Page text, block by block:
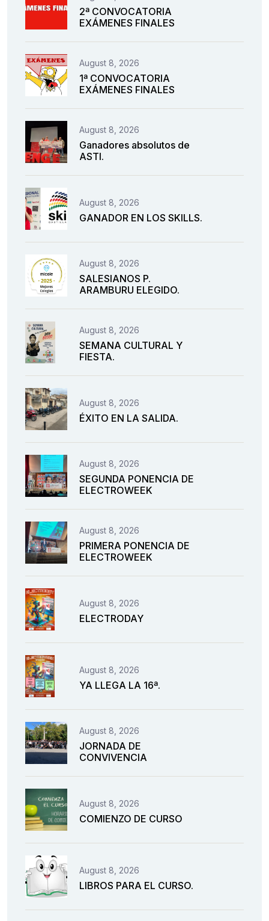
2ª CONVOCATORIA
EXÁMENES FINALES
August 8, 2026
1ª CONVOCATORIA
EXÁMENES FINALES
August 8, 2026
Ganadores absolutos de
ASTI.
August 8, 2026
GANADOR EN LOS SKILLS.
August 8, 2026
SALESIANOS P.
ARAMBURU ELEGIDO.
August 8, 2026
SEMANA CULTURAL Y
FIESTA.
August 8, 2026
ÉXITO EN LA SALIDA.
August 8, 2026
SEGUNDA PONENCIA DE
ELECTROWEEK
August 8, 2026
PRIMERA PONENCIA DE
ELECTROWEEK
August 8, 2026
ELECTRODAY
August 8, 2026
YA LLEGA LA 16ª.
August 8, 2026
JORNADA DE
CONVIVENCIA
August 8, 2026
COMIENZO DE CURSO
August 8, 2026
LIBROS PARA EL CURSO.